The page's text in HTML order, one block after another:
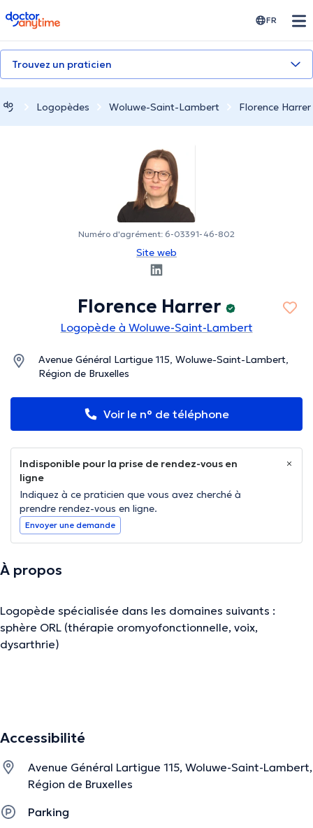
doctoranytime FR
Trouvez un praticien
Logopèdes Woluwe-Saint-Lambert Florence Harrer
Numéro d'agrément: 6-03391-46-802
Site web
Florence Harrer
Logopède à Woluwe-Saint-Lambert
Avenue Général Lartigue 115, Woluwe-Saint-Lambert,
Région de Bruxelles
Voir le n° de téléphone
Indisponible pour la prise de rendez-vous en
ligne
Indiquez à ce praticien que vous avez cherché à
prendre rendez-vous en ligne.
Envoyer une demande
À propos
Logopède spécialisée dans les domaines suivants :
sphère ORL (thérapie oromyofonctionnelle, voix,
dysarthrie)
Accessibilité
Avenue Général Lartigue 115, Woluwe-Saint-Lambert,
Région de Bruxelles
Parking